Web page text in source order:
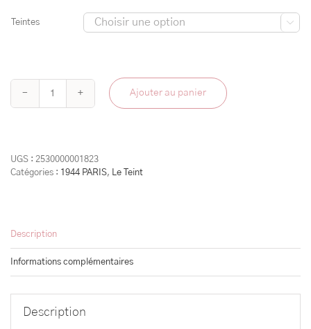
Teintes 
quantité
Ajouter au panier
UGS : 2530000001823
Catégories : 1944 PARIS, Le Teint
Description
Informations complémentaires
Description